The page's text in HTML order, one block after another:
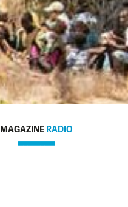
MAGAZINE RADIO